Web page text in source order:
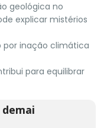
geológica no
explicar mistérios
por inação climática
para equilibrar